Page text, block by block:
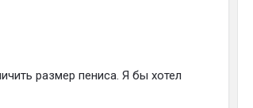
размер пениса. Я бы хотел